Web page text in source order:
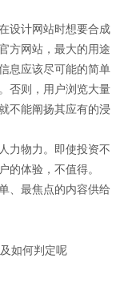
计网站时想要合成
方网站，最大的用途
息应该尽可能的简单
否则，用户浏览大量
不能阐扬其应有的浸
物力。即使投资不
的体验，不值得。
最焦点的内容供给